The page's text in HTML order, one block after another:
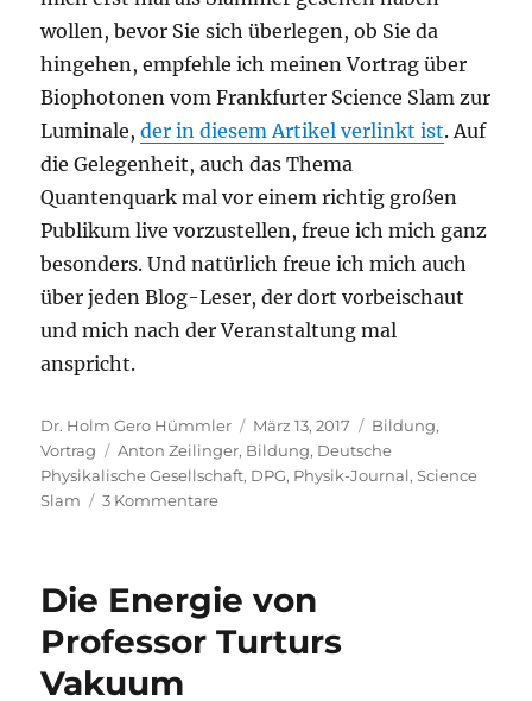
wollen, bevor Sie sich überlegen, ob Sie da
hingehen, empfehle ich meinen Vortrag über
Biophotonen vom Frankfurter Science Slam zur
Luminale,der in diesem Artikel verlinkt ist. Auf
die Gelegenheit, auch das Thema
Quantenquark mal vor einem richtig großen
Publikum live vorzustellen, freue ich mich ganz
besonders. Und natürlich freue ich mich auch
über jeden Blog-Leser, der dort vorbeischaut
und mich nach der Veranstaltung mal
anspricht.
Autor
Dr. Holm Gero Hümmler
Veröffentlicht
am
März 13, 2017 Kategorien
Bildung,
Vortrag
Schlagwörter
Anton Zeilinger, Bildung, Deutsche
Physikalische Gesellschaft, DPG, Physik-Journal,Science
Slam
3 Kommentarezu
Deutschen
Gesellschaft!
Die Energie von
Professor Turturs
Vakuum